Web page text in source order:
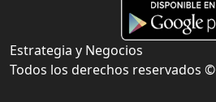
Estrategia y Negocios
Todos los derechos reservados ©